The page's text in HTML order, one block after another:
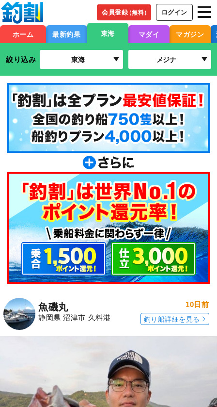
会員登録（無料） ログイン
ホーム 最新釣果 東海 マダイ マガジン
絞り込み 東海 メジナ
魚磯丸
静岡県 沼津市 久料港
10日前
釣り船詳細を見る